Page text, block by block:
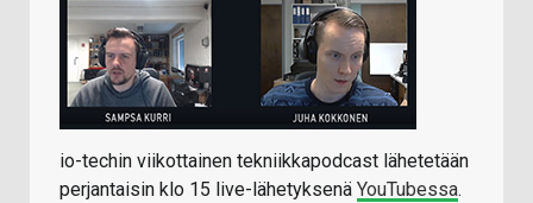
io-techin viikottainen tekniikkapodcast lähetetään
perjantaisin klo 15 live-lähetyksenä YouTubessa.